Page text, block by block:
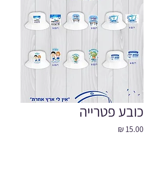
כובע פטרייה